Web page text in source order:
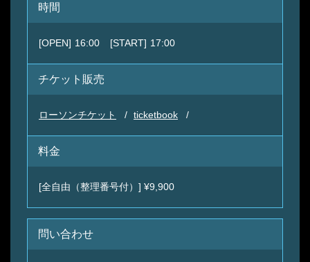
時間
[OPEN] 16:00 [START] 17:00
チケット販売
ローソンチケット ticketbook
料金
[全自由（整理番号付）] ¥9,900
問い合わせ